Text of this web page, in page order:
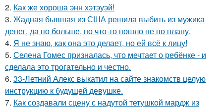
2. Как же хороша энн хэтэуэй!
3. Жадная бывшая из США решила выбить из мужика
денег, да по больше, но что-то пошло не по плану.
4. Я не знаю, как она это делает, но ей всё к лицу!
5. Селена Гомес призналась, что мечтает о ребёнке - и
сделала это трогательно и честно.
6. 33-Летний Алекс выкатил на сайте знакомств целую
инструкцию к будущей девушке.
7. Как создавали сцену с надутой тетушкой мардж из